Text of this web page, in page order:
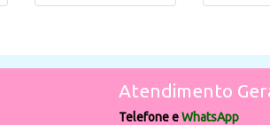
Atendimento
Telefone eWhatsApp